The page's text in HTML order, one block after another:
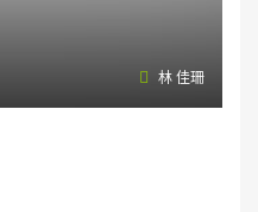
林 佳珊